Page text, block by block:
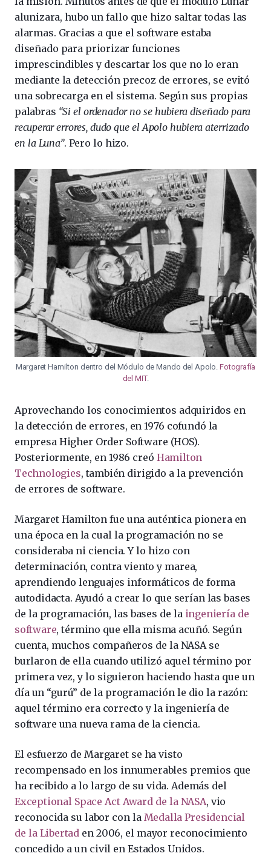
alunizara, hubo un fallo que hizo saltar todas las
alarmas. Gracias a que el software estaba
diseñado para priorizar funciones
imprescindibles y descartar los que no lo eran
mediante la detección precoz de errores, se evitó
una sobrecarga en el sistema. Según sus propias
palabras “Si el ordenador no se hubiera diseñado para
recuperar errores, dudo que el Apolo hubiera aterrizado
en la Luna”. Pero lo hizo.
Margaret Hamilton dentro del Módulo de Mando del Apolo.Fotografía
del MIT.
Aprovechando los conocimientos adquiridos en
la detección de errores, en 1976 cofundó la
empresa Higher Order Software (HOS).
Posteriormente, en 1986 creó Hamilton
Technologies, también dirigido a la prevención
de errores de software.
Margaret Hamilton fue una auténtica pionera en
una época en la cual la programación no se
consideraba ni ciencia. Y lo hizo con
determinación, contra viento y marea,
aprendiendo lenguajes informáticos de forma
autodidacta. Ayudó a crear lo que serían las bases
de la programación, las bases de la ingeniería de
software, término que ella misma acuñó. Según
cuenta, muchos compañeros de la NASA se
burlaron de ella cuando utilizó aquel término por
primera vez, y lo siguieron haciendo hasta que un
día un “gurú” de la programación le dio la razón:
aquel término era correcto y la ingeniería de
software una nueva rama de la ciencia.
El esfuerzo de Margaret se ha visto
recompensado en los innumerables premios que
ha recibido a lo largo de su vida. Además del
Exceptional Space Act Award de la NASA, vio
reconocida su labor con la Medalla Presidencial
de la Libertad en 2006, el mayor reconocimiento
concedido a un civil en Estados Unidos.